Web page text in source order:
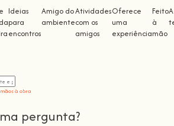
Ideias
para
encontros
Amigo do
ambiente
Atividades
com os
amigos
Oferece
uma
experiência
Feito
à
mão
pergunta?